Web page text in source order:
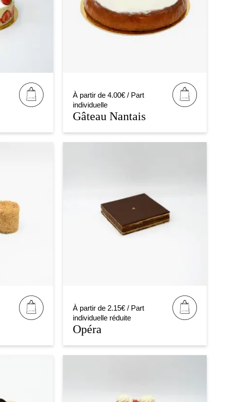
À partir de 4.00€ / Part
individuelle
Gâteau Nantais
À partir de 2.15€ / Part
individuelle réduite
Opéra